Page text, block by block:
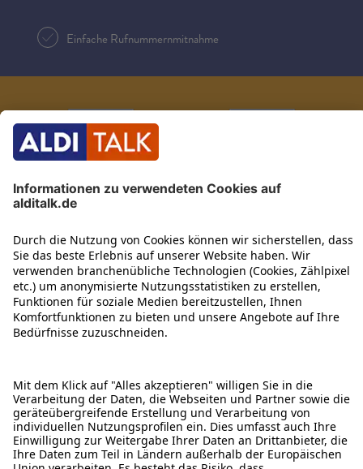
Einfache Rufnummernmitnahme
ÜBER DIESE SEITE
ALDI TALK WEBSHOP
ALDI TALK MOBILFUNK